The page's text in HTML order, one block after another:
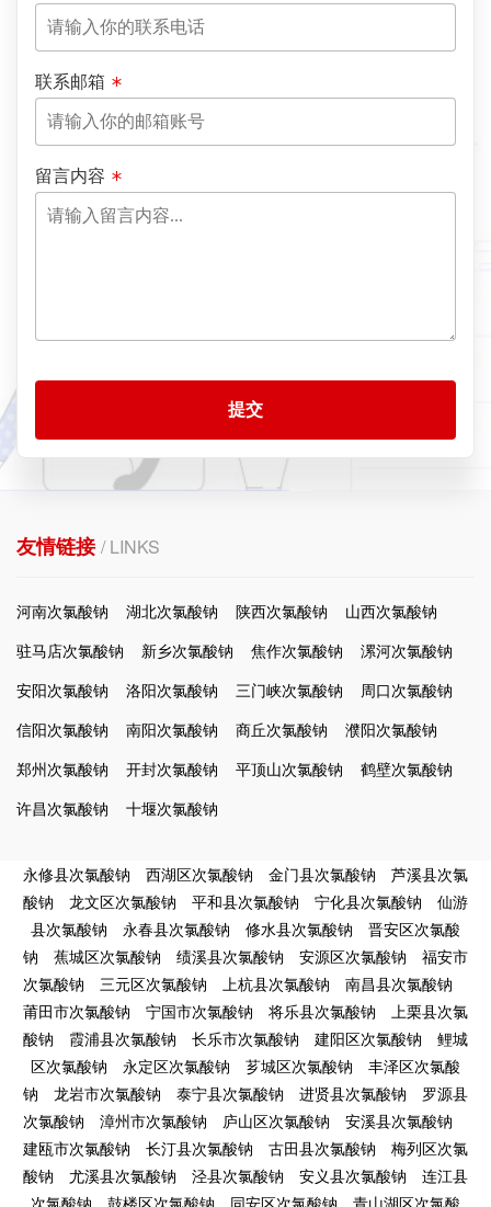
联系邮箱
留言内容
提交
友情链接/ LINKS
河南次氯酸钠 湖北次氯酸钠 陕西次氯酸钠
山西次氯酸钠
驻马店次氯酸钠
新乡次氯酸钠 焦作次氯酸钠
漯河次氯酸钠
安阳次氯酸钠
洛阳次氯酸钠 三门峡次氯酸钠
周口次氯酸钠
信阳次氯酸钠
南阳次氯酸钠 商丘次氯酸钠
濮阳次氯酸钠
郑州次氯酸钠
开封次氯酸钠 平顶山次氯酸钠
鹤壁次氯酸钠
许昌次氯酸钠
十堰次氯酸钠
永修县次氯酸钠 西湖区次氯酸钠 金门县次氯酸钠
芦溪县次氯
酸钠
龙文区次氯酸钠 平和县次氯酸钠 宁化县次氯酸钠
仙游
县次氯酸钠
永春县次氯酸钠 修水县次氯酸钠
晋安区次氯酸
钠
蕉城区次氯酸钠 绩溪县次氯酸钠 安源区次氯酸钠
福安市
次氯酸钠
三元区次氯酸钠 上杭县次氯酸钠
南昌县次氯酸钠
莆田市次氯酸钠
宁国市次氯酸钠 将乐县次氯酸钠
上栗县次氯
酸钠
霞浦县次氯酸钠 长乐市次氯酸钠 建阳区次氯酸钠
鲤城
区次氯酸钠
永定区次氯酸钠 芗城区次氯酸钠
丰泽区次氯酸
钠
龙岩市次氯酸钠 泰宁县次氯酸钠 进贤县次氯酸钠
罗源县
次氯酸钠
漳州市次氯酸钠 庐山区次氯酸钠
安溪县次氯酸钠
建瓯市次氯酸钠
长汀县次氯酸钠 古田县次氯酸钠
梅列区次氯
酸钠
尤溪县次氯酸钠 泾县次氯酸钠 安义县次氯酸钠
连江县
次氯酸钠
鼓楼区次氯酸钠 同安区次氯酸钠 青山湖区次氯酸